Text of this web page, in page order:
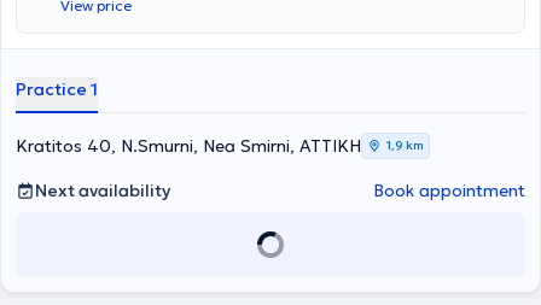
View price
Practice 1
Kratitos 40, N.Smurni, Nea Smirni, ΑΤΤΙΚΗ 1,9 km
Next availability Book appointment